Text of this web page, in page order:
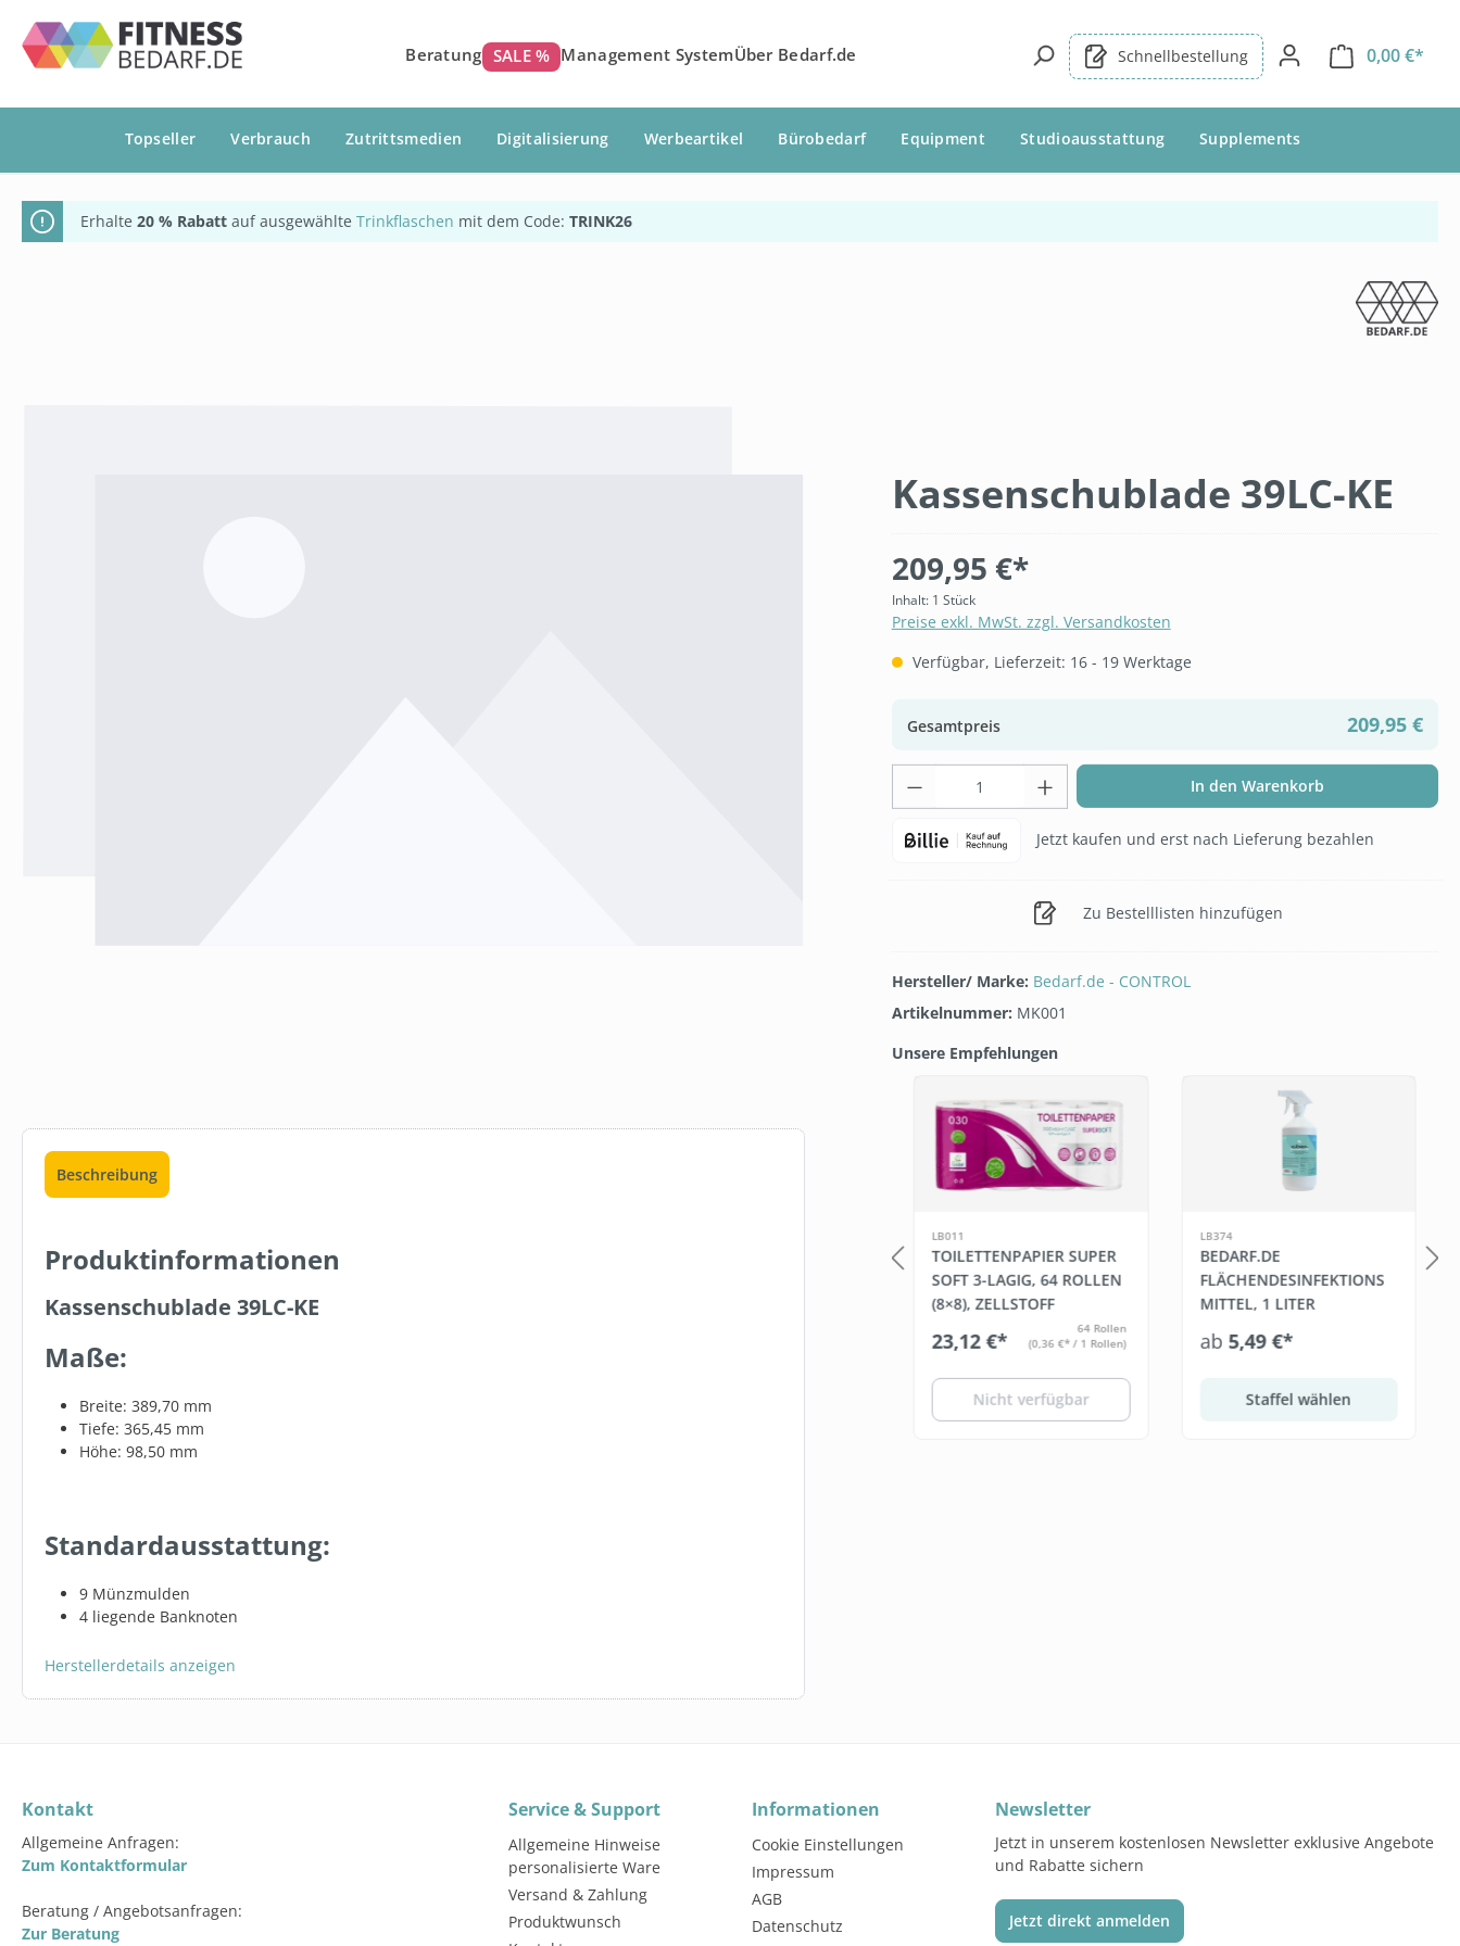
Zur Hauptnavigation springen
Beratung SALE % Management SystemÜber Bedarf.de Schnellbestellung 0,00 €*
Topseller Verbrauch Zutrittsmedien Digitalisierung Werbeartikel Bürobedarf Equipment Studioausstattung Supplements
Erhalte 20 % Rabatt auf ausgewählte Trinkflaschen mit dem Code: TRINK26
Beschreibung
Produktinformationen
Kassenschublade 39LC-KE
Maße:
Breite: 389,70 mm
Tiefe: 365,45 mm
Höhe: 98,50 mm
Standardausstattung:
9 Münzmulden
4 liegende Banknoten
Herstellerdetails anzeigen
Kassenschublade 39LC-KE
209,95 €*
Inhalt: 1 Stück
Preise exkl. MwSt. zzgl. Versandkosten
Verfügbar, Lieferzeit: 16 - 19 Werktage
Gesamtpreis 209,95 €
Produkt Anzahl: Gib den gewünschten Wert
In den Warenkorb
Jetzt kaufen und erst nach Lieferung bezahlen
Zu Bestelllisten hinzufügen
Hersteller/ Marke: Bedarf.de - CONTROL
Artikelnummer: MK001
Unsere Empfehlungen
LB011
TOILETTENPAPIER SUPER
SOFT 3-LAGIG, 64 ROLLEN
(8×8), ZELLSTOFF
23,12 €*
64 Rollen
(0,36 €* / 1 Rollen)
Nicht verfügbar
LB374
BEDARF.DE
FLÄCHENDESINFEKTIONS
MITTEL, 1 LITER
ab 5,49 €*
Staffel wählen
Kontakt
Allgemeine Anfragen:
Zum Kontaktformular
Beratung / Angebotsanfragen:
Zur Beratung
Service & Support
Allgemeine Hinweise
personalisierte Ware
Versand & Zahlung
Produktwunsch
Informationen
Cookie Einstellungen
Impressum
AGB
Datenschutz
Newsletter
Jetzt in unserem kostenlosen Newsletter exklusive Angebote
und Rabatte sichern
Jetzt direkt anmelden